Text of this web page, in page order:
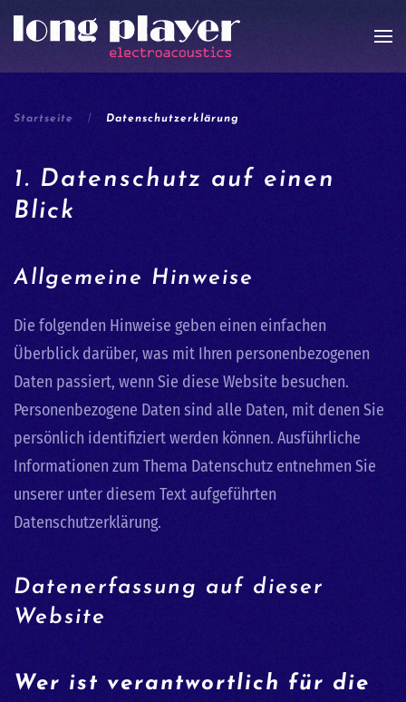
Zum Hauptinhalt springen
Startseite Datenschutzerklärung
1. Datenschutz auf einen
Blick
Allgemeine Hinweise
Die folgenden Hinweise geben einen einfachen
Überblick darüber, was mit Ihren personenbezogenen
Daten passiert, wenn Sie diese Website besuchen.
Personenbezogene Daten sind alle Daten, mit denen Sie
persönlich identifiziert werden können. Ausführliche
Informationen zum Thema Datenschutz entnehmen Sie
unserer unter diesem Text aufgeführten
Datenschutzerklärung.
Datenerfassung auf dieser
Website
Wer ist verantwortlich für die